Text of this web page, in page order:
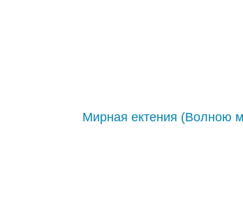
Мирная ектения (Волною